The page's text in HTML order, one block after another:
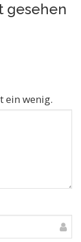
gesehen
ein wenig.